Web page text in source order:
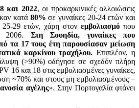
και 2022, οι προκαρκινικές αλλοιώσεις
κατά 80% σε γυναίκες 20-24 ετών και
25-29 ετών, χάρη στονεμβολιασμό που
2006. Στη Σουηδία, γυναίκες που
τα 17 τους έτη παρουσίασαν μείωση
καρκίνου τραχήλου. Επιπλέον, η
(>90%) οδήγησε σε σχεδόν πλήρη
16 και 18 στις εμβολιασμένες γυναίκες,
~70% και στους μη εμβολιασμένους –
ανοσία αγέλης». Στην Πορτογαλία φτάνει